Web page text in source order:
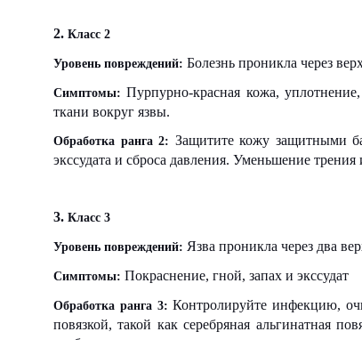
2. Класс 2
Уровень повреждений: Болезнь проникла через
Симптомы: Пурпурно-красная кожа,
ткани вокруг язвы.
Обработка ранга 2: Защитите кожу защитными
экссудата и сброса давления. Уменьшение
3. Класс 3
Уровень повреждений: Язва проникла через два
Симптомы: Покраснение, гной, запах и экссудат
Обработка ранга 3: Контролируйте инфекцию,
повязкой, такой как серебряная альгинатная